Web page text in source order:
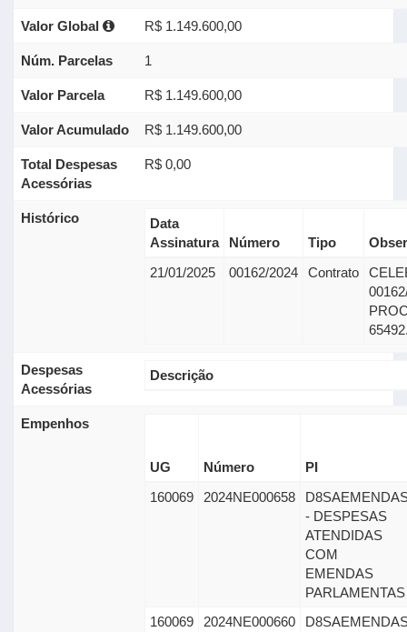
Valor Global R$ 1.149.600,00
Núm. Parcelas 1
Valor Parcela R$ 1.149.600,00
Valor Acumulado R$ 1.149.600,00
Total Despesas
Acessórias
R$ 0,00
Histórico
Data
Assinatura
Número Tipo
21/01/2025
00162/2024 Contrato
Despesas
Acessórias
Descrição
Empenhos
UG Número
PI
160069
2024NE000658
- DESPESAS
ATENDIDAS
COM
EMENDAS
PARLAMENTAS
160069
2024NE000660